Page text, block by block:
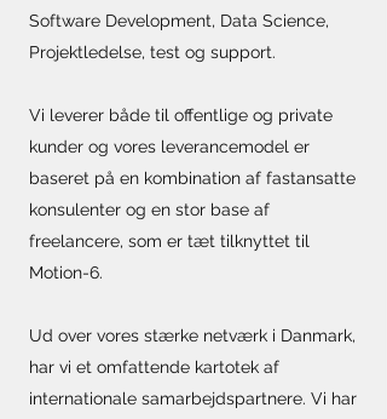
Software Development, Data Science,
Projektledelse, test og support.
Vi leverer både til offentlige og private
kunder og vores leverancemodel er
baseret på en kombination af fastansatte
konsulenter og en stor base af
freelancere, som er tæt tilknyttet til
Motion-6.
Ud over vores stærke netværk i Danmark,
har vi et omfattende kartotek af
internationale samarbejdspartnere. Vi har